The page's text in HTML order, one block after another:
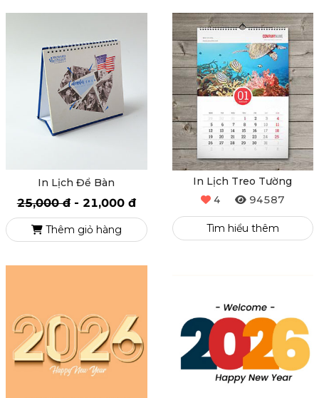
In Lịch Để Bàn
25,000 đ - 21,000 đ
Thêm giỏ hàng
In Lịch Treo Tường
4
94587
Tìm hiểu thêm